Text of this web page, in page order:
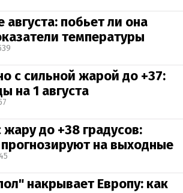
побьет ли она
температуры
с сильной жарой до +37:
на 1 августа
жару до +38 градусов:
на выходные
накрывает Европу: как